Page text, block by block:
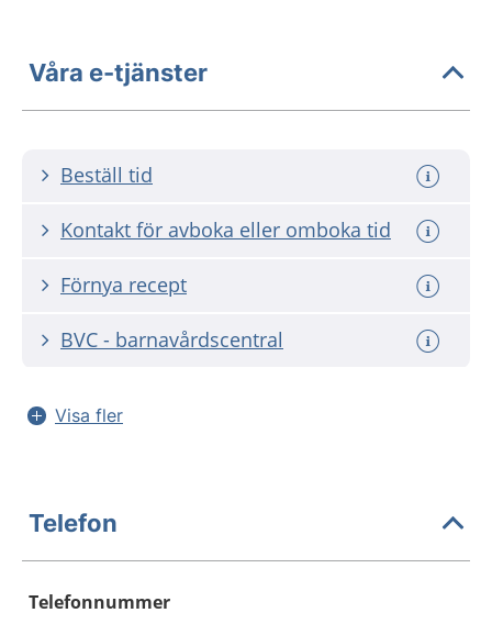
Våra e-tjänster
Beställ tid
Kontakt för avboka eller omboka tid
Förnya recept
BVC - barnavårdscentral
Visa fler
Telefon
Telefonnummer